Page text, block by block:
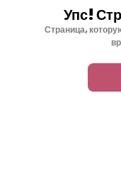
Упс!
Страница,